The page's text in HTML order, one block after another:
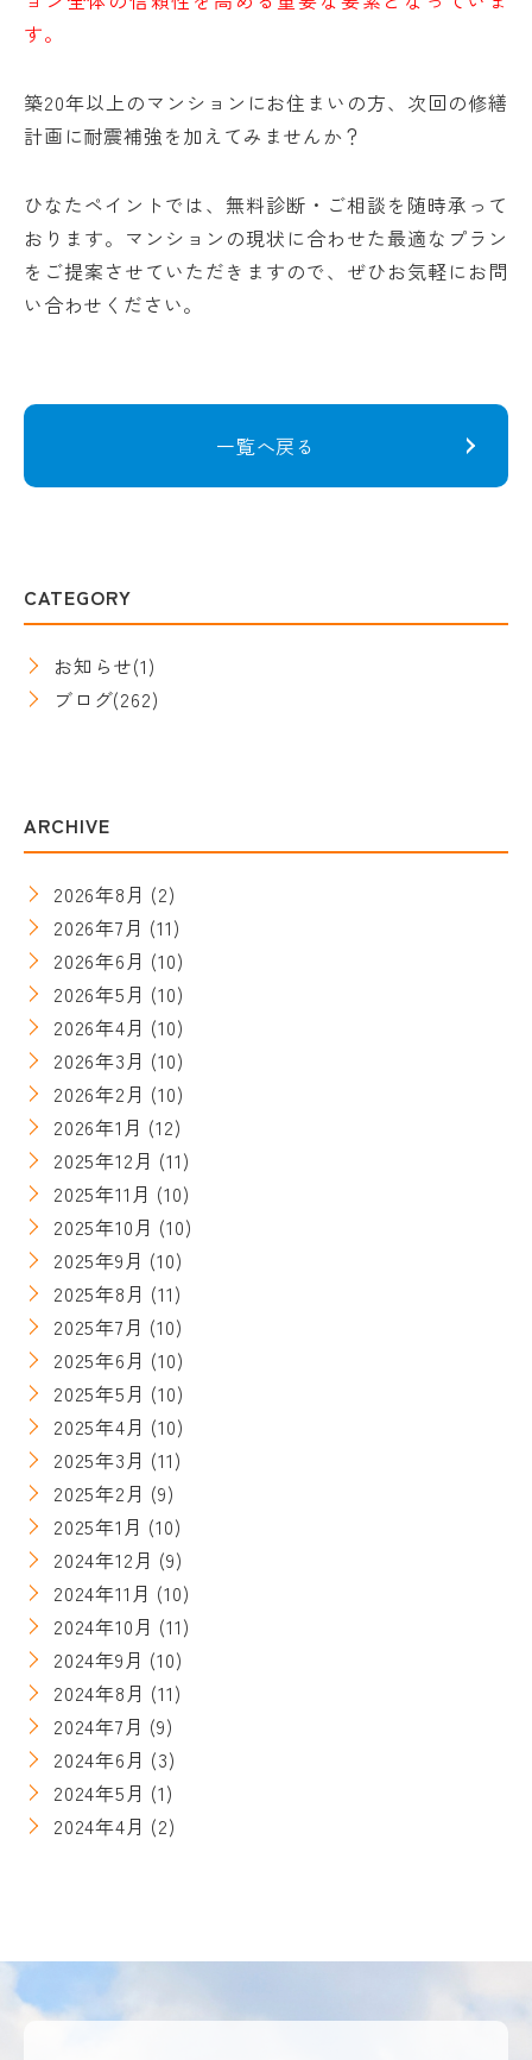
す。
築20年以上のマンションにお住まいの方、次回の修繕
計画に耐震補強を加えてみませんか？
ひなたペイントでは、無料診断・ご相談を随時承って
おります。マンションの現状に合わせた最適なプラン
をご提案させていただきますので、ぜひお気軽にお問
い合わせください。
一覧へ戻る
CATEGORY
お知らせ(1)
ブログ(262)
ARCHIVE
2026年8月 (2)
2026年7月 (11)
2026年6月 (10)
2026年5月 (10)
2026年4月 (10)
2026年3月 (10)
2026年2月 (10)
2026年1月 (12)
2025年12月 (11)
2025年11月 (10)
2025年10月 (10)
2025年9月 (10)
2025年8月 (11)
2025年7月 (10)
2025年6月 (10)
2025年5月 (10)
2025年4月 (10)
2025年3月 (11)
2025年2月 (9)
2025年1月 (10)
2024年12月 (9)
2024年11月 (10)
2024年10月 (11)
2024年9月 (10)
2024年8月 (11)
2024年7月 (9)
2024年6月 (3)
2024年5月 (1)
2024年4月 (2)